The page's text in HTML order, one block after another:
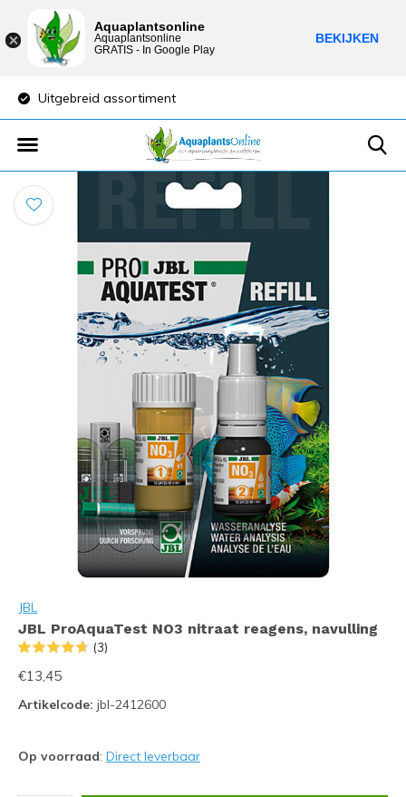
Uitgebreid assortiment
JBL
JBL ProAquaTest NO3 nitraat reagens, navulling
(3)
€13,45
Artikelcode: jbl-2412600
Op voorraad: Direct leverbaar
Aquaplantsonline
Aquaplantsonline
GRATIS - In Google Play
BEKIJKEN